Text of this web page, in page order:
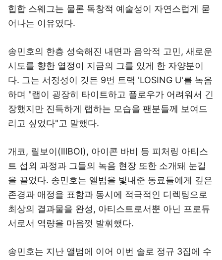
힙합 스웨그는 물론 독창적 예술성이 자연스럽게 묻
어나는 이유였다.
송민호의 한층 성숙해진 내면과 음악적 고민, 새로운
시도를 향한 열정이 지금의 그를 있게 한 자양분이
다. 그는 서정성이 깃든 9번 트랙 'LOSING U'를 녹음
하며 "랩이 굉장히 타이트하고 플로우가 어려워서 긴
장했지만 진득하게 랩하는 모습을 팬분들께 보여드
리고 싶었다"고 말했다.
개코, 릴보이(lIlBOI), 아이콘 바비 등 피처링 아티스
트 섭외 과정과 그들의 녹음 현장 또한 소개돼 눈길
을 끌었다. 송민호는 앨범을 빛내준 동료들에게 깊은
존경과 애정을 표함과 동시에 적극적인 디렉팅으로
최상의 결과물을 완성, 아티스트로서뿐 아닌 프로듀
서로서 역량을 마음껏 발휘했다.
송민호는 지난 앨범에 이어 이번 솔로 정규 3집에 수